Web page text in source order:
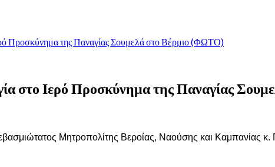
Προσκύνημα της Παναγίας Σουμελά στο Βέρμιο (ΦΩΤΟ)
στο Ιερό Προσκύνημα της Παναγίας
Μητροπολίτης Βεροίας, Ναούσης και Καμπανίας κ.